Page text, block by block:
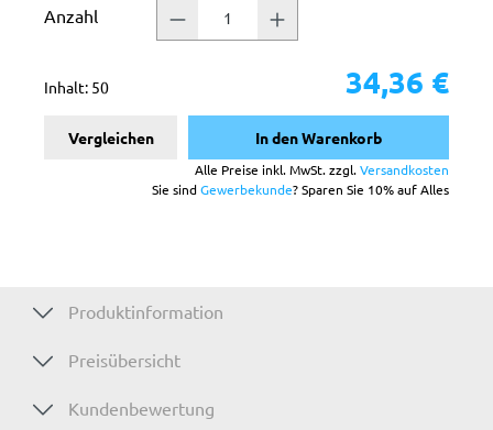
Anzahl
Inhalt: 50 34,36 €
Vergleichen In den Warenkorb
Alle Preise inkl. MwSt. zzgl.Versandkosten
Sie sindGewerbekunde? Sparen Sie 10% auf Alles
Produktinformation
Preisübersicht
Kundenbewertung